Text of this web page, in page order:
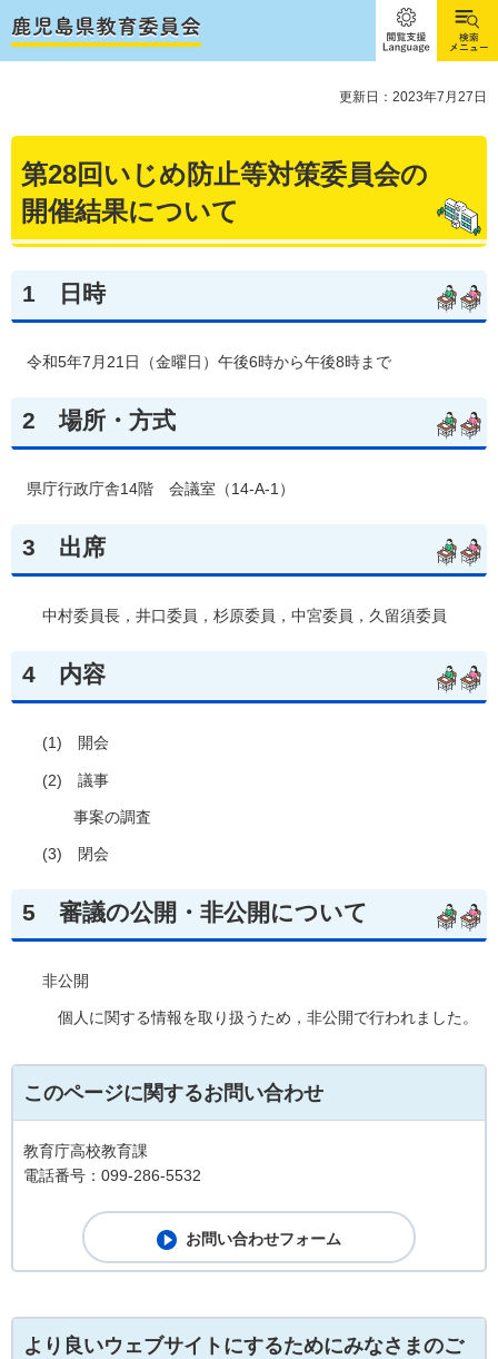
閲覧支
援
Language
検索メ
ニュー
更新日：2023年7月27日
第28回いじめ防止等対策委員会の
開催結果について
1 日時
令和5年7月21日（金曜日）午後6時から午後8時まで
2 場所・方式
県庁行政庁舎14階 会議室（14-A-1）
3 出席
中村委員長，井口委員，杉原委員，中宮委員，久留須委員
4 内容
(1) 開会
(2) 議事
事案の調査
(3) 閉会
5 審議の公開・非公開について
非公開
個人に関する情報を取り扱うため，非公開で行われました。
このページに関するお問い合わせ
教育庁高校教育課
電話番号：099-286-5532
より良いウェブサイトにするためにみなさまのご